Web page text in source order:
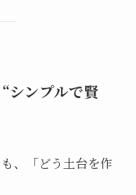
シンプルで賢
、「どう土台を作